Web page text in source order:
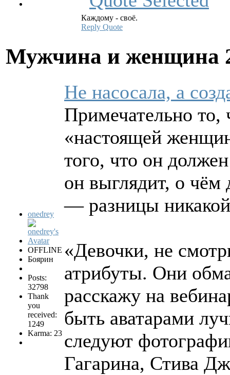
Каждому - своё.
Reply Quote
Мужчина и женщина
onedrey
OFFLINE
Боярин
Posts:
32798
Thank
you
received:
1249
Karma: 23
Не насосала, а
Примечательно
«настоящей
того, что он
он выглядит, о чём
— разницы
«Девочки, не
атрибуты. Они
расскажу на
быть аватарами
следуют
Гагарина, Стива